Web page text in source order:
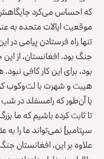
که احساس می‌کرد
موقعیت ایالات متحده به
تنها راه فرستادن پیامی در
جنگ بود. افغانستان، از
بود، برای این کار کافی
هیبت و شهرت با لت‌وکوب
تا ثابت کرده باشیم که ما
سپتامبر] نمی‌تواند ما را به
علاوه بر این، افغانستان